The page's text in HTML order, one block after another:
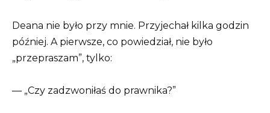
Deana nie było przy mnie. Przyjechał kilka godzin
później. A pierwsze, co powiedział, nie było
„przepraszam”, tylko:
— „Czy zadzwoniłaś do prawnika?”